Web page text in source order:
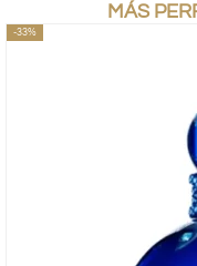
MÁS
-33%